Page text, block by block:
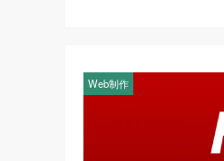
Web制作